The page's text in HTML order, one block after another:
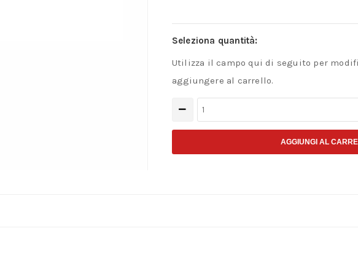
Seleziona quantità:
Utilizza il campo qui di seguito per
aggiungere al carrello.
Pialle
professionali
AGGIUNGI AL